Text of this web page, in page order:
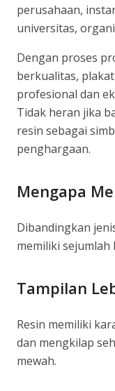
perusahaan,
universitas,
Dengan proses
berkualitas,
profesional dan
Tidak heran jika
resin sebagai
penghargaan.
Mengapa
Dibandingkan
memiliki sejumlah
Tampilan
Resin memiliki
dan mengkilap
mewah.